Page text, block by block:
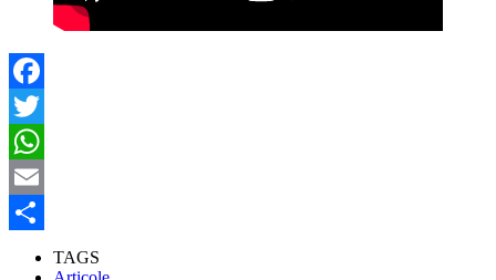
Facebook
Twitter
WhatsApp
Email
Partajează
TAGS